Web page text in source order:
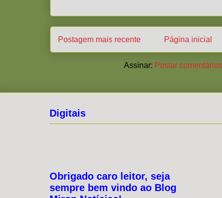
Postagem mais recente Página inicial
Assinar: Postar
Digitais
Obrigado caro leitor, seja
sempre bem vindo ao Blog